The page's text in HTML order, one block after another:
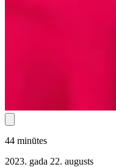
44 minūtes
2023. gada 22. augusts